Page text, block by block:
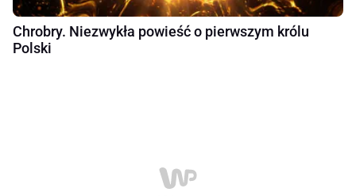
Chrobry. Niezwykła powieść o pierwszym królu
Polski